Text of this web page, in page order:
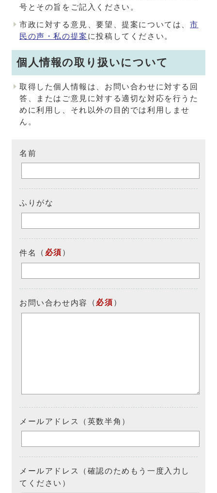
号とその旨をご記入ください。
市政に対する意見、要望、提案については、 市
民の声・私の提案 に投稿してください。
個人情報の取り扱いについて
取得した個人情報は、お問い合わせに対する回
答、またはご意見に対する適切な対応を行うた
めに利用し、それ以外の目的では利用しませ
ん。
名前
ふりがな
件名 （ 必須 ）
お問い合わせ内容 （ 必須 ）
メールアドレス（英数半角）
メールアドレス（確認のためもう一度入力し
てください）